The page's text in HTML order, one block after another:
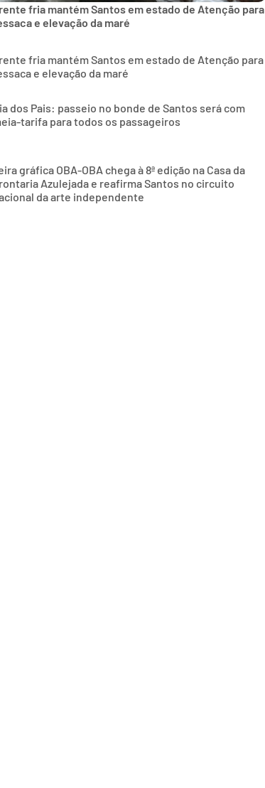
fria mantém Santos em estado de Atenção para
e elevação da maré
fria mantém Santos em estado de Atenção para
e elevação da maré
dos Pais: passeio no bonde de Santos será com
tarifa para todos os passageiros
gráfica OBA-OBA chega à 8ª edição na Casa da
Azulejada e reafirma Santos no circuito
da arte independente